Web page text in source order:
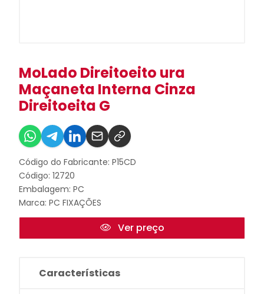
MoLado Direitoeito ura
Maçaneta Interna Cinza
Direitoeita G
Código do Fabricante: P15CD
Código: 12720
Embalagem: PC
Marca: PC FIXAÇÕES
Ver preço
Características